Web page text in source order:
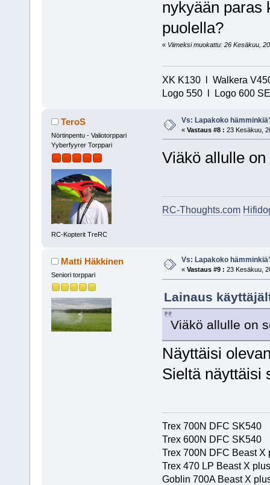
nykyään paras
puolella?
« Viimeksi muokattu: 26 Kesäkuu,
XK K130 l Walkera
Logo 550 l Logo 600
TeroS
Nörtinpentu - Valiotorppari
Yyberfyyrer Torppari
RC-Kopterit TreRC
Vs: Lapakoko
« Vastaus #8 : 23 Kesäkuu,
Viäkö allulle
RC-Thoughts.com
Matti Häkkinen
Seniori torppari
Vs: Lapakoko
« Vastaus #9 : 23 Kesäkuu,
Lainaus
Viäkö allulle on
Näyttäisi
Sieltä näyttäisi
Trex 700N DFC SK540
Trex 600N DFC SK540
Trex 700N DFC Beast X
Trex 470 LP Beast X plus
Goblin 700A Beast X